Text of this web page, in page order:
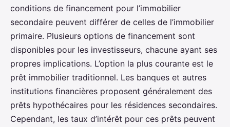
conditions de financement pour l’immobilier
secondaire peuvent différer de celles de l’immobilier
primaire. Plusieurs options de financement sont
disponibles pour les investisseurs, chacune ayant ses
propres implications. L’option la plus courante est le
prêt immobilier traditionnel. Les banques et autres
institutions financières proposent généralement des
prêts hypothécaires pour les résidences secondaires.
Cependant, les taux d’intérêt pour ces prêts peuvent